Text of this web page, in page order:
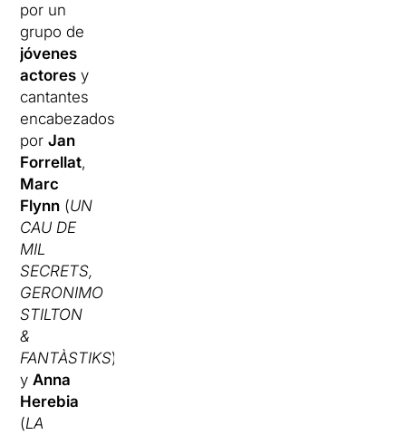
por un
grupo de
jóvenes
actores y
cantantes
encabezados
porJan
Forrellat,
Marc
Flynn (UN
CAU DE
MIL
SECRETS,
GERONIMO
STILTON
&
FANTÀSTIKS)
yAnna
Herebia
(LA